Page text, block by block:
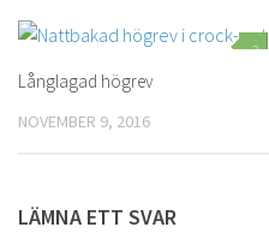
2
Långlagad högrev
NOVEMBER 9, 2016
LÄMNA ETT SVAR